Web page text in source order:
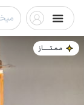
مـمـتــــــاز